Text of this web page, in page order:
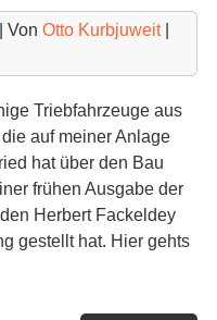
bei
Von Otto Kurbjuweit|
Triebfahrzeuge aus
auf meiner Anlage
hat über den Bau
frühen Ausgabe der
Herbert Fackeldey
gestellt hat. Hier gehts